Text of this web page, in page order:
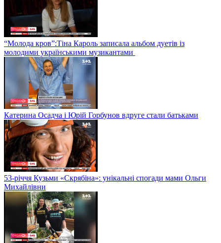
“Молода кров”:Тіна Кароль записала альбом дуетів із
молодими українськими музикантами
Катерина Осадча і Юрій Горбунов вдруге стали батьками
53-річчя Кузьми «Скрябіна»: унікальні спогади мами Ольги
Михайлівни